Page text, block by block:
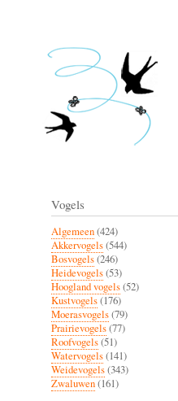
menu
Vogels
Algemeen(424)
Akkervogels(544)
Bosvogels(246)
Heidevogels(53)
Hoogland vogels(52)
Kustvogels(176)
Moerasvogels(79)
Prairievogels(77)
Roofvogels(51)
Watervogels(141)
Weidevogels(343)
Zwaluwen(161)